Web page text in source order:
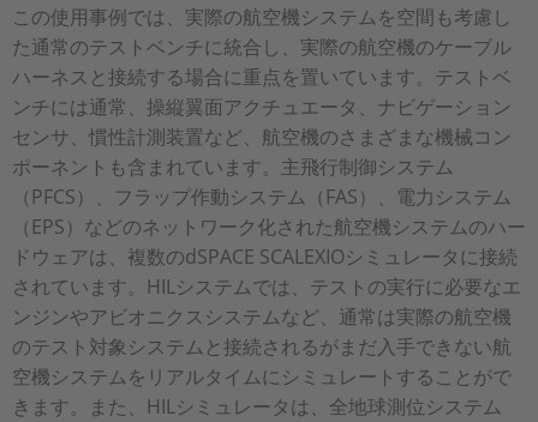
この使用事例では、実際の航空機システムを空間も考慮し
た通常のテストベンチに統合し、実際の航空機のケーブル
ハーネスと接続する場合に重点を置いています。テストベ
ンチには通常、操縦翼面アクチュエータ、ナビゲーション
センサ、慣性計測装置など、航空機のさまざまな機械コン
ポーネントも含まれています。主飛行制御システム
（PFCS）、フラップ作動システム（FAS）、電力システム
（EPS）などのネットワーク化された航空機システムのハー
ドウェアは、複数のdSPACE SCALEXIOシミュレータに接続
されています。HILシステムでは、テストの実行に必要なエ
ンジンやアビオニクスシステムなど、通常は実際の航空機
のテスト対象システムと接続されるがまだ入手できない航
空機システムをリアルタイムにシミュレートすることがで
きます。また、HILシミュレータは、全地球測位システム